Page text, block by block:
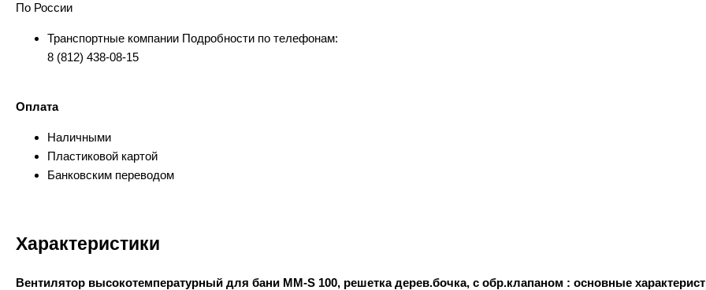
По России
Транспортные компании Подробности по телефонам:
8 (812) 438-08-15
Оплата
Наличными
Пластиковой картой
Банковским переводом
Характеристики
Вентилятор высокотемпературный для бани MM-S 100, решетка дерев.бочка, с обр.клапаном : основные